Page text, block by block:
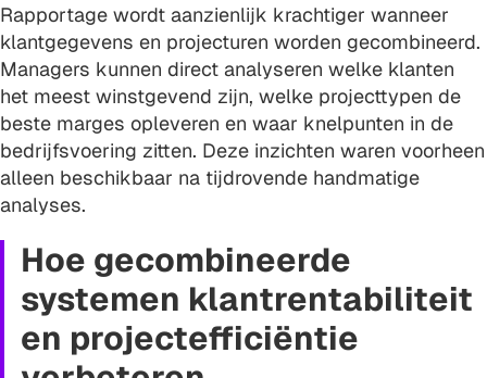
Rapportage wordt aanzienlijk krachtiger wanneer
klantgegevens en projecturen worden gecombineerd.
Managers kunnen direct analyseren welke klanten
het meest winstgevend zijn, welke projecttypen de
beste marges opleveren en waar knelpunten in de
bedrijfsvoering zitten. Deze inzichten waren voorheen
alleen beschikbaar na tijdrovende handmatige
analyses.
Hoe gecombineerde
systemen klantrentabiliteit
en projectefficiëntie